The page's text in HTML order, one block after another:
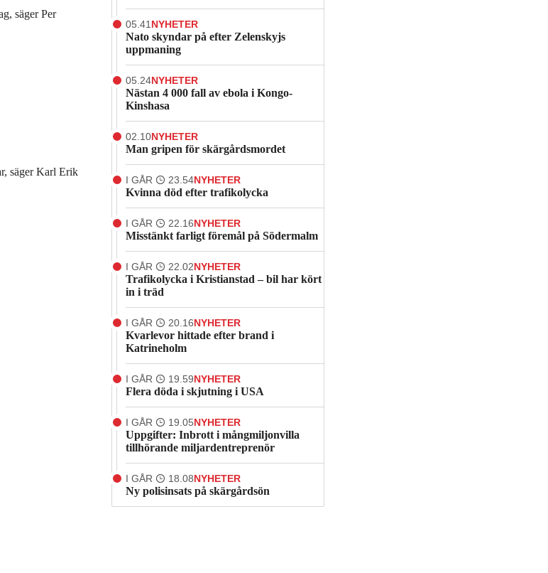
säger Per
säger Karl Erik
05.41 NYHETER
Nato skyndar på efter Zelenskyjs
uppmaning
05.24NYHETER
Nästan 4 000 fall av ebola i Kongo-
Kinshasa
02.10NYHETER
Man gripen för skärgårdsmordet
I GÅR 23.54NYHETER
Kvinna död efter trafikolycka
I GÅR 22.16NYHETER
Misstänkt farligt föremål på Södermalm
I GÅR 22.02NYHETER
Trafikolycka i Kristianstad – bil har kört
in i träd
I GÅR 20.16NYHETER
Kvarlevor hittade efter brand i
Katrineholm
I GÅR 19.59NYHETER
Flera döda i skjutning i USA
I GÅR 19.05NYHETER
Uppgifter: Inbrott i mångmiljonvilla
tillhörande miljardentreprenör
I GÅR 18.08NYHETER
Ny polisinsats på skärgårdsön